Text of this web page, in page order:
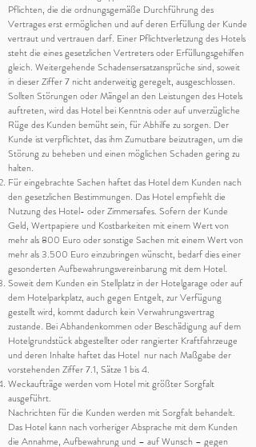
Pflichten, die die ordnungsgemäße Durchführung des
Vertrages erst ermöglichen und auf deren Erfüllung der Kunde
vertraut und vertrauen darf. Einer Pflichtverletzung des Hotels
steht die eines gesetzlichen Vertreters oder Erfüllungsgehilfen
gleich. Weitergehende Schadensersatzansprüche sind, soweit
in dieser Ziffer 7 nicht anderweitig geregelt, ausgeschlossen.
Sollten Störungen oder Mängel an den Leistungen des Hotels
auftreten, wird das Hotel bei Kenntnis oder auf unverzügliche
Rüge des Kunden bemüht sein, für Abhilfe zu sorgen. Der
Kunde ist verpflichtet, das ihm Zumutbare beizutragen, um die
Störung zu beheben und einen möglichen Schaden gering zu
halten.
Für eingebrachte Sachen haftet das Hotel dem Kunden nach
den gesetzlichen Bestimmungen. Das Hotel empfiehlt die
Nutzung des Hotel- oder Zimmersafes. Sofern der Kunde
Geld, Wertpapiere und Kostbarkeiten mit einem Wert von
mehr als 800 Euro oder sonstige Sachen mit einem Wert von
mehr als 3.500 Euro einzubringen wünscht, bedarf dies einer
gesonderten Aufbewahrungsvereinbarung mit dem Hotel.
Soweit dem Kunden ein Stellplatz in der Hotelgarage oder auf
dem Hotelparkplatz, auch gegen Entgelt, zur Verfügung
gestellt wird, kommt dadurch kein Verwahrungsvertrag
zustande. Bei Abhandenkommen oder Beschädigung auf dem
Hotelgrundstück abgestellter oder rangierter Kraftfahrzeuge
und deren Inhalte haftet das Hotel nur nach Maßgabe der
vorstehenden Ziffer 7.1, Sätze 1 bis 4.
Weckaufträge werden vom Hotel mit größter Sorgfalt
ausgeführt.
Nachrichten für die Kunden werden mit Sorgfalt behandelt.
Das Hotel kann nach vorheriger Absprache mit dem Kunden
die Annahme, Aufbewahrung und – auf Wunsch – gegen